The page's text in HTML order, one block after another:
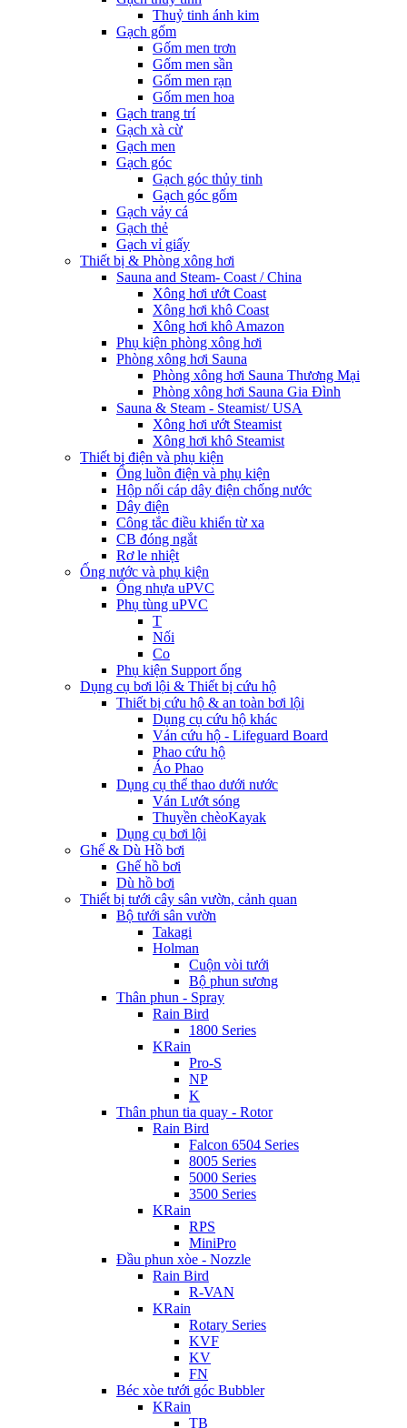
Thuỷ tinh ánh kim
Gạch gốm
Gốm men trơn
Gốm men sần
Gốm men rạn
Gốm men hoa
Gạch trang trí
Gạch xà cừ
Gạch men
Gạch góc
Gạch góc thủy tinh
Gạch góc gốm
Gạch vảy cá
Gạch thẻ
Gạch vỉ giấy
Thiết bị & Phòng xông hơi
Sauna and Steam- Coast / China
Xông hơi ướt Coast
Xông hơi khô Coast
Xông hơi khô Amazon
Phụ kiện phòng xông hơi
Phòng xông hơi Sauna
Phòng xông hơi Sauna Thương Mại
Phòng xông hơi Sauna Gia Đình
Sauna & Steam - Steamist/ USA
Xông hơi ướt Steamist
Xông hơi khô Steamist
Thiết bị điện và phụ kiện
Ống luồn điện và phụ kiện
Hộp nối cáp dây điện chống nước
Dây điện
Công tắc điều khiển từ xa
CB đóng ngắt
Rơ le nhiệt
Ống nước và phụ kiện
Ống nhựa uPVC
Phụ tùng uPVC
T
Nối
Co
Phụ kiện Support ống
Dụng cụ bơi lội & Thiết bị cứu hộ
Thiết bị cứu hộ & an toàn bơi lội
Dụng cụ cứu hộ khác
Ván cứu hộ - Lifeguard Board
Phao cứu hộ
Áo Phao
Dụng cụ thể thao dưới nước
Ván Lướt sóng
Thuyền chèoKayak
Dụng cụ bơi lội
Ghế & Dù Hồ bơi
Ghế hồ bơi
Dù hồ bơi
Thiết bị tưới cây sân vườn, cảnh quan
Bộ tưới sân vườn
Takagi
Holman
Cuộn vòi tưới
Bộ phun sương
Thân phun - Spray
Rain Bird
1800 Series
KRain
Pro-S
NP
K
Thân phun tia quay - Rotor
Rain Bird
Falcon 6504 Series
8005 Series
5000 Series
3500 Series
KRain
RPS
MiniPro
Đầu phun xòe - Nozzle
Rain Bird
R-VAN
KRain
Rotary Series
KVF
KV
FN
Béc xòe tưới góc Bubbler
KRain
TB